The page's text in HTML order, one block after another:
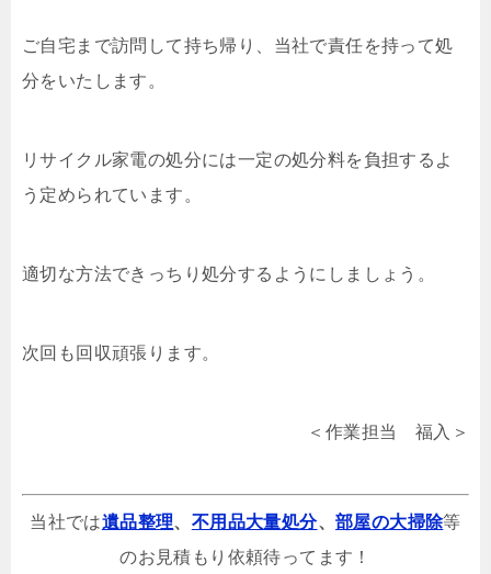
ご自宅まで訪問して持ち帰り、当社で責任を持って処
分をいたします。
リサイクル家電の処分には一定の処分料を負担するよ
う定められています。
適切な方法できっちり処分するようにしましょう。
次回も回収頑張ります。
＜作業担当 福入＞
当社では遺品整理、 不用品大量処分、部屋の大掃除等
のお見積もり依頼待ってます！